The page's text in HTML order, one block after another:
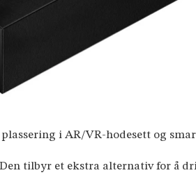
i AR/VR-hodesett og
tilbyr et ekstra alternativ for å